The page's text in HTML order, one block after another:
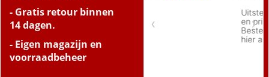
- Gratis retour binnen
14 dagen.
- Eigen magazijn en
voorraadbeheer